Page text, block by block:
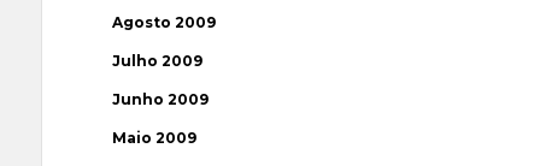
Agosto 2009
Julho 2009
Junho 2009
Maio 2009